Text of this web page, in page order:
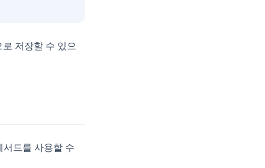
저장할 수 있으
서드를 사용할 수